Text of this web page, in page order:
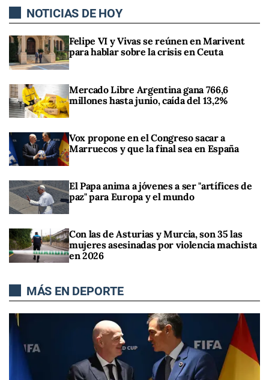
NOTICIAS DE HOY
Felipe VI y Vivas se reúnen en Marivent
para hablar sobre la crisis en Ceuta
Mercado Libre Argentina gana 766,6
millones hasta junio, caída del 13,2%
Vox propone en el Congreso sacar a
Marruecos y que la final sea en España
El Papa anima a jóvenes a ser "artífices de
paz" para Europa y el mundo
Con las de Asturias y Murcia, son 35 las
mujeres asesinadas por violencia machista
en 2026
MÁS EN DEPORTE